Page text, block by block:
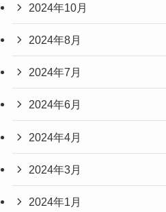
2024年10月
2024年8月
2024年7月
2024年6月
2024年4月
2024年3月
2024年1月